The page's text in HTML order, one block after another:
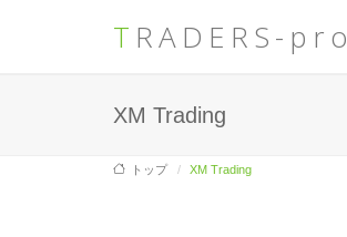
TRADERS-pro
XM Trading
トップ XM Trading